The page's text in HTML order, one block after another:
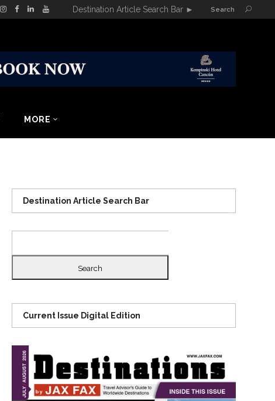
Destination Article Search Bar ► Search
MORE
Destination Article Search Bar
for:
Current Issue Digital Edition